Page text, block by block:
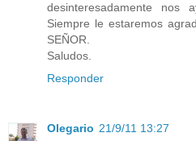
desinteresadamente nos
Siempre le estaremos
SEÑOR.
Saludos.
Responder
Olegario 21/9/11 13:27